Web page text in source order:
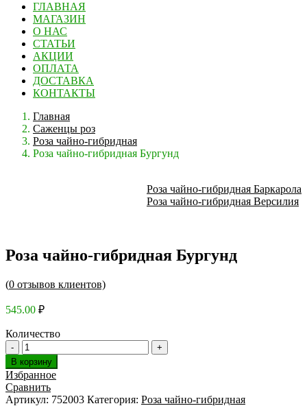
ГЛАВНАЯ
МАГАЗИН
О НАС
СТАТЬИ
АКЦИИ
ОПЛАТА
ДОСТАВКА
КОНТАКТЫ
Главная
Саженцы роз
Роза чайно-гибридная
Роза чайно-гибридная Бургунд
Роза чайно-гибридная Баркарола
Роза чайно-гибридная Версилия
Роза чайно-гибридная Бургунд
(0 отзывов клиентов)
545.00 ₽
Количество
В корзину
Избранное
Сравнить
Артикул: 752003 Категория: Роза чайно-гибридная